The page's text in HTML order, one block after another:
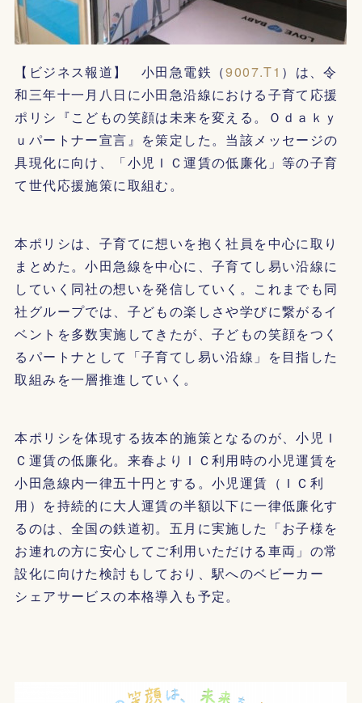
【ビジネス報道】 小田急電鉄（9007.T1 ）は、令
和三年十一月八日に小田急沿線における子育て応援
ポリシ『こどもの笑顔は未来を変える。Ｏｄａｋｙ
ｕパートナー宣言』を策定した。当該メッセージの
具現化に向け、「小児ＩＣ運賃の低廉化」等の子育
て世代応援施策に取組む。
本ポリシは、子育てに想いを抱く社員を中心に取り
まとめた。小田急線を中心に、子育てし易い沿線に
していく同社の想いを発信していく。これまでも同
社グループでは、子どもの楽しさや学びに繋がるイ
ベントを多数実施してきたが、子どもの笑顔をつく
るパートナとして「子育てし易い沿線」を目指した
取組みを一層推進していく。
本ポリシを体現する抜本的施策となるのが、小児Ｉ
Ｃ運賃の低廉化。来春よりＩＣ利用時の小児運賃を
小田急線内一律五十円とする。小児運賃（ＩＣ利
用）を持続的に大人運賃の半額以下に一律低廉化す
るのは、全国の鉄道初。五月に実施した「お子様を
お連れの方に安心してご利用いただける車両」の常
設化に向けた検討もしており、駅へのベビーカー
シェアサービスの本格導入も予定。